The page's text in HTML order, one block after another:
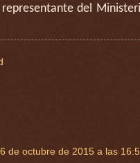
del
de octubre de 2015 a las